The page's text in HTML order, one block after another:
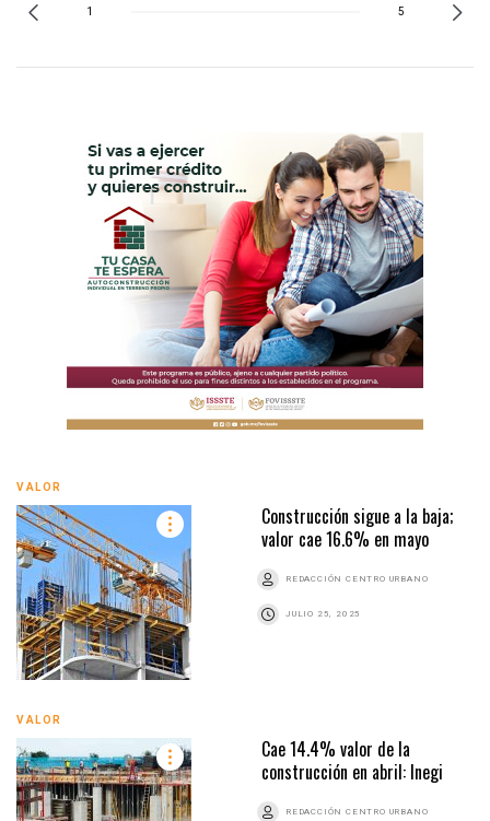
1 5
VALOR
Construcción sigue a la baja;
valor cae 16.6% en mayo
REDACCIÓN CENTRO URBANO
JULIO 25, 2025
VALOR
Cae 14.4% valor de la
construcción en abril: Inegi
REDACCIÓN CENTRO URBANO